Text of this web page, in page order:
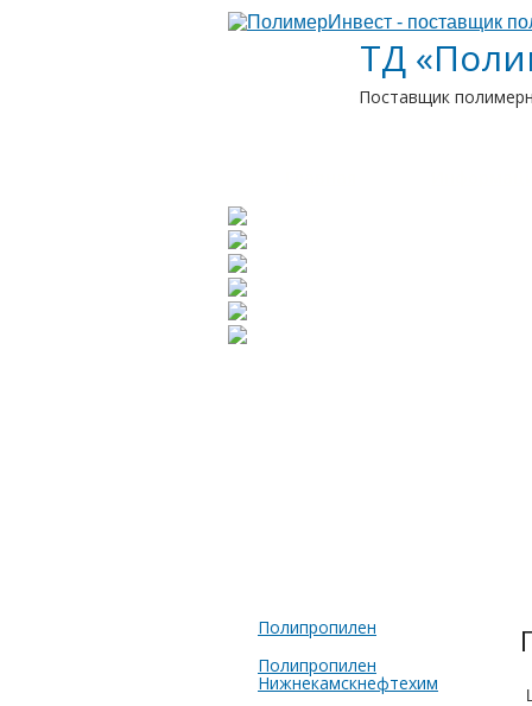
ТД
Поставщик
Полипропилен
Полипропилен
Нижнекамскнефтехим